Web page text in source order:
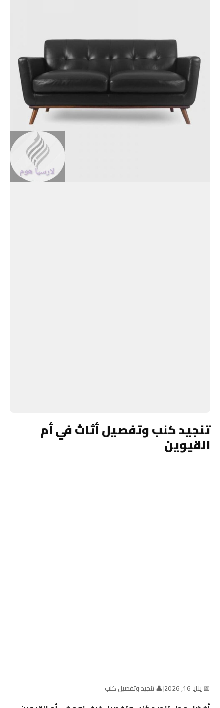
تنجيد كنب وتفصيل أثاث في أم
القيوين
📅 يناير 16, 2026 |👤 تنجيد وتفصيل كنب